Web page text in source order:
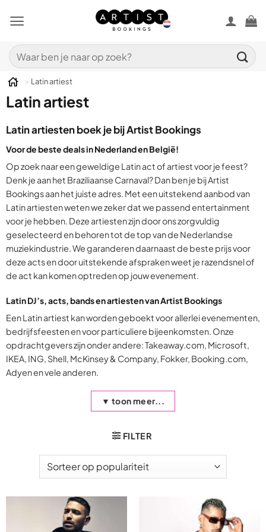
naar
Zoeken
naar:
> Latin artiest
Latin artiest
Latin artiesten boek je bij Artist Bookings
Voor de beste deals in Nederland enBelgië!
Op zoek naar een geweldige Latin act of artiest voor je feest?
Denk je aan het Braziliaanse Carnaval? Dan ben je bij Artist
Bookings aan het juiste adres. Met een uitstekend aanbod van
Latin artiesten weten we zeker dat we passend entertainment
voor je hebben. Deze artiesten zijn door ons zorgvuldig
geselecteerd en behoren tot de top van de Nederlandse
muziekindustrie. We garanderen daarnaast de beste prijs voor
deze acts en door uitstekende afspraken weet je razendsnel of
de act kan komen optreden op jouw evenement.
Latin DJ’s, acts, bands en artiesten van Artist Bookings
Een Latin artiest kan worden geboekt voor allerlei evenementen,
bedrijfsfeesten en voor particuliere bijeenkomsten. Onze
opdrachtgevers zijn onder andere: Takeaway.com, Microsoft,
IKEA, ING, Shell, McKinsey & Company, Fokker, Booking.com,
Adyen en vele anderen.
▼ toon meer...
FILTER